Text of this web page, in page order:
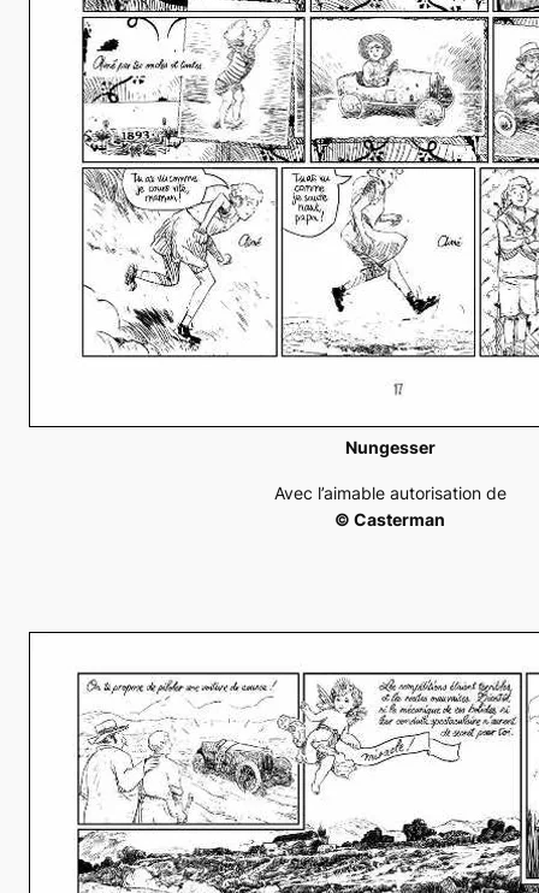
Nungesser
Avec l’aimable autorisation de
© Casterman